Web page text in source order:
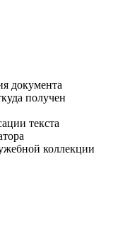
документа
получен
текста
коллекции